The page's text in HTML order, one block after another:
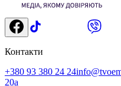
Контакти
+380 93 380 24 24
20а